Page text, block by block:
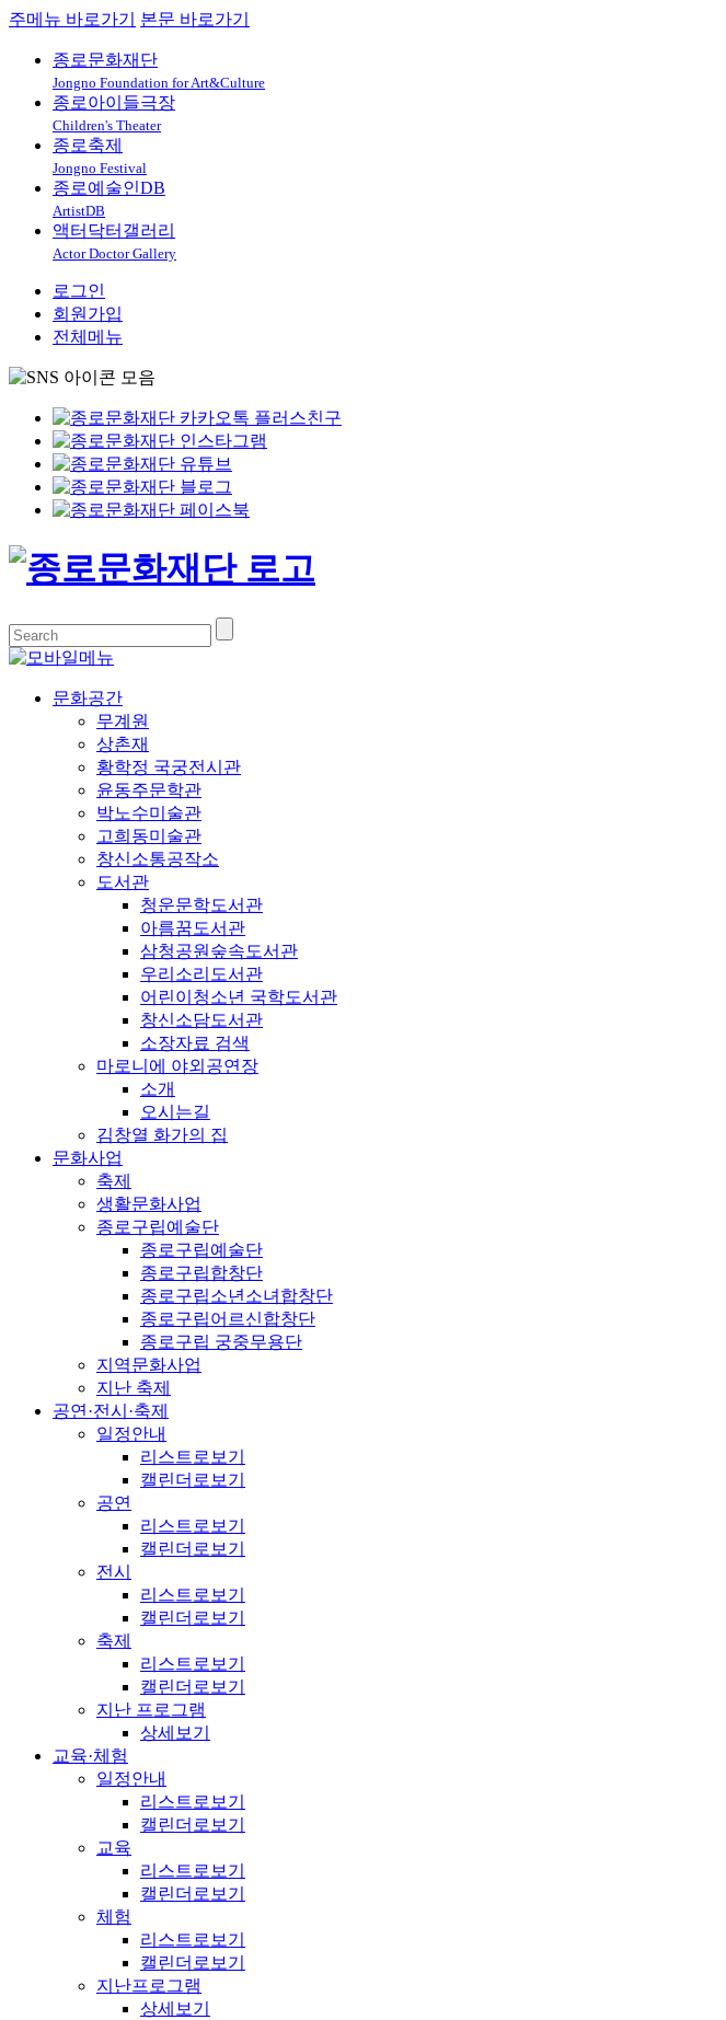
주메뉴 바로가기 본문 바로가기
종로문화재단
Jongno Foundation for Art&Culture
종로아이들극장
Children's Theater
종로축제
Jongno Festival
종로예술인DB
ArtistDB
액터닥터갤러리
Actor Doctor Gallery
로그인
회원가입
전체메뉴
문화공간
무계원
상촌재
황학정 국궁전시관
윤동주문학관
박노수미술관
고희동미술관
창신소통공작소
도서관
청운문학도서관
아름꿈도서관
삼청공원숲속도서관
우리소리도서관
어린이청소년 국학도서관
창신소담도서관
소장자료 검색
마로니에 야외공연장
소개
오시는길
김창열 화가의 집
문화사업
축제
생활문화사업
종로구립예술단
종로구립예술단
종로구립합창단
종로구립소년소녀합창단
종로구립어르신합창단
종로구립 궁중무용단
지역문화사업
지난 축제
공연·전시·축제
일정안내
리스트로보기
캘린더로보기
공연
리스트로보기
캘린더로보기
전시
리스트로보기
캘린더로보기
축제
리스트로보기
캘린더로보기
지난 프로그램
상세보기
교육·체험
일정안내
리스트로보기
캘린더로보기
교육
리스트로보기
캘린더로보기
체험
리스트로보기
캘린더로보기
지난프로그램
상세보기